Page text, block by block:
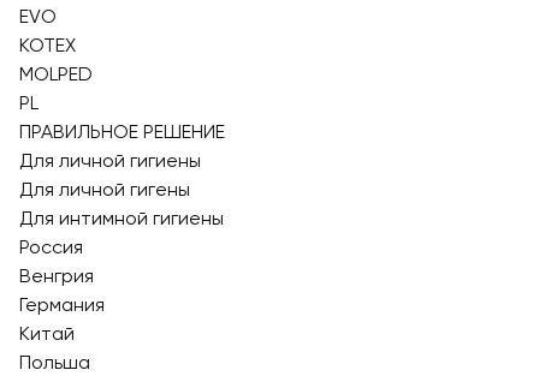
EVO
KOTEX
MOLPED
PL
ПРАВИЛЬНОЕ РЕШЕНИЕ
Для личной гигиены
Для личной гигены
Для интимной гигиены
Россия
Венгрия
Германия
Китай
Польша